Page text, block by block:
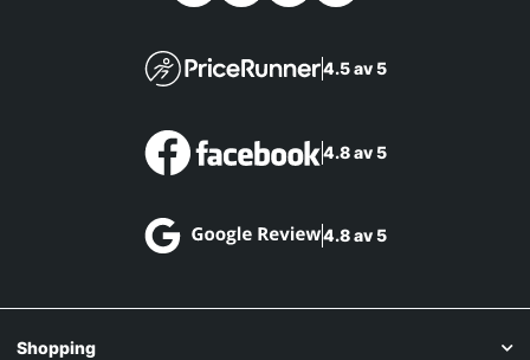
4.5 av 5
4.8 av 5
4.8 av 5
Shopping